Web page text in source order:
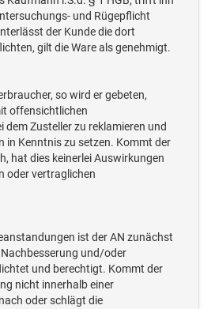
und Rügepflicht
der Kunde die dort
gilt die Ware als genehmigt.
so wird er gebeten,
offensichtlichen
dem Zusteller zu reklamieren und
in Kenntnis zu setzen. Kommt der
hat dies keinerlei Auswirkungen
oder vertraglichen
ist der AN zunächst
und/oder
und berechtigt. Kommt der
nicht innerhalb einer
oder schlägt die